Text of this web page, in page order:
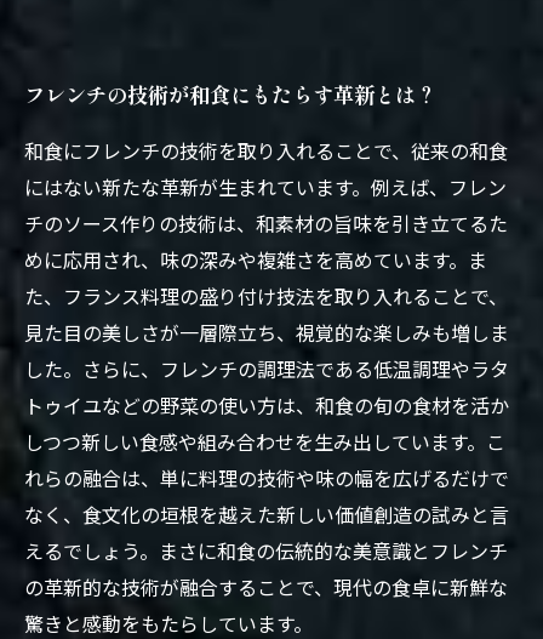
フレンチの技術が和食にもたらす革新とは？
和食にフレンチの技術を取り入れることで、従来の和食
にはない新たな革新が生まれています。例えば、フレン
チのソース作りの技術は、和素材の旨味を引き立てるた
めに応用され、味の深みや複雑さを高めています。ま
た、フランス料理の盛り付け技法を取り入れることで、
見た目の美しさが一層際立ち、視覚的な楽しみも増しま
した。さらに、フレンチの調理法である低温調理やラタ
トゥイユなどの野菜の使い方は、和食の旬の食材を活か
しつつ新しい食感や組み合わせを生み出しています。こ
れらの融合は、単に料理の技術や味の幅を広げるだけで
なく、食文化の垣根を越えた新しい価値創造の試みと言
えるでしょう。まさに和食の伝統的な美意識とフレンチ
の革新的な技術が融合することで、現代の食卓に新鮮な
驚きと感動をもたらしています。